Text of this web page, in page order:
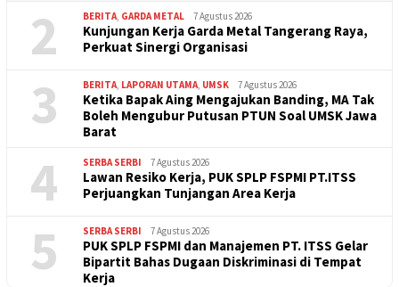
2 BERITA GARDA METAL 7 Agustus 2026
Kunjungan Kerja Garda Metal Tangerang Raya,
Perkuat Sinergi Organisasi
3 BERITA LAPORAN UTAMA UMSK 7 Agustus 2026
Ketika Bapak Aing Mengajukan Banding, MA Tak
Boleh Mengubur Putusan PTUN Soal UMSK Jawa
Barat
4 SERBA SERBI 7 Agustus 2026
Lawan Resiko Kerja, PUK SPLP FSPMI PT.ITSS
Perjuangkan Tunjangan Area Kerja
5 SERBA SERBI 7 Agustus 2026
PUK SPLP FSPMI dan Manajemen PT. ITSS Gelar
Bipartit Bahas Dugaan Diskriminasi di Tempat
Kerja